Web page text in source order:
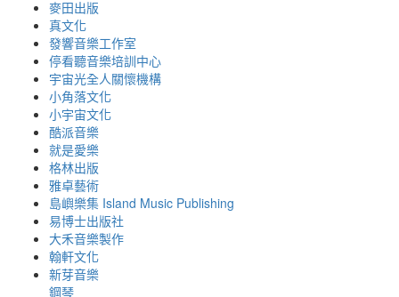
麥田出版
真文化
發響音樂工作室
停看聽音樂培訓中心
宇宙光全人關懷機構
小角落文化
小宇宙文化
酷派音樂
就是愛樂
格林出版
雅卓藝術
島嶼樂集 Island Music Publishing
易博士出版社
大禾音樂製作
翰軒文化
新芽音樂
鋼琴